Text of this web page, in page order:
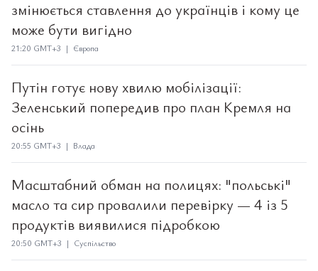
змінюється ставлення до українців і кому це
може бути вигідно
21:20 GMT+3 | Європа
Путін готує нову хвилю мобілізації:
Зеленський попередив про план Кремля на
осінь
20:55 GMT+3 | Влада
Масштабний обман на полицях: "польські"
масло та сир провалили перевірку — 4 із 5
продуктів виявилися підробкою
20:50 GMT+3 | Суспільство